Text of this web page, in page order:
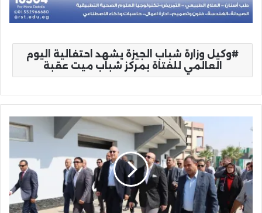
وكيل وزارة شباب الجيزة يشهد احتفالية اليوم
العالمي للفتاة بمركز شباب ميت عقبة
بني
سويف
يتفقد
أعمال
المرحلة
الثانية
بنادي